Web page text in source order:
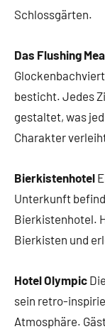
Schlossgärten.
Das Flushing
besticht. Jedes
gestaltet, was
Charakter
Bierkistenhotel
Unterkunft
Bierkistenhotel.
Bierkisten und
Hotel Olympic
sein retro-
Atmosphäre.